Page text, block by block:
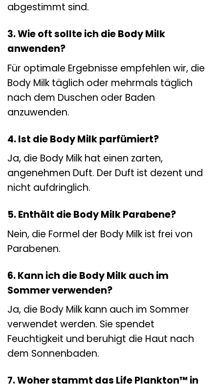
abgestimmt sind.
3. Wie oft sollte ich die Body Milk
anwenden?
Für optimale Ergebnisse empfehlen wir, die
Body Milk täglich oder mehrmals täglich
nach dem Duschen oder Baden
anzuwenden.
4. Ist die Body Milk parfümiert?
Ja, die Body Milk hat einen zarten,
angenehmen Duft. Der Duft ist dezent und
nicht aufdringlich.
5. Enthält die Body Milk Parabene?
Nein, die Formel der Body Milk ist frei von
Parabenen.
6. Kann ich die Body Milk auch im
Sommer verwenden?
Ja, die Body Milk kann auch im Sommer
verwendet werden. Sie spendet
Feuchtigkeit und beruhigt die Haut nach
dem Sonnenbaden.
7. Woher stammt das Life Plankton™ in